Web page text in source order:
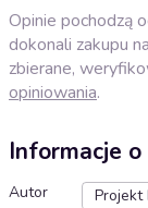
Opinie pochodzą
dokonali zakupu
zbierane,
opiniowania.
Informacje
Autor
Projekt